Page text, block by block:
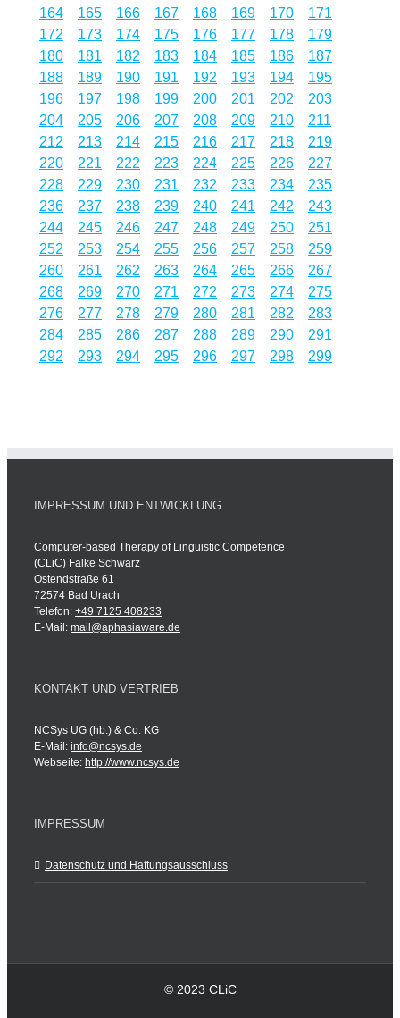
164
165 166 167 168 169 170
171
172
173 174 175 176 177 178
179
180
181 182 183 184 185 186
187
188
189 190 191 192 193 194
195
196
197 198 199 200 201 202
203
204
205 206 207 208 209 210
211
212
213 214 215 216 217 218
219
220
221 222 223 224 225 226
227
228
229 230 231 232 233 234
235
236
237 238 239 240 241 242
243
244
245 246 247 248 249 250
251
252
253 254 255 256 257 258
259
260
261 262 263 264 265 266
267
268
269 270 271 272 273 274
275
276
277 278 279 280 281 282
283
284
285 286 287 288 289 290
291
292
293 294 295 296 297 298 299
IMPRESSUM UND ENTWICKLUNG
Computer-based Therapy of Linguistic Competence
(CLiC) Falke Schwarz
Ostendstraße 61
72574 Bad Urach
Telefon: +49 7125 408233
E-Mail: mail@aphasiaware.de
KONTAKT UND VERTRIEB
NCSys UG (hb.) & Co. KG
E-Mail: info@ncsys.de
Webseite: http://www.ncsys.de
IMPRESSUM
Datenschutz und Haftungsausschluss
© 2023 CLiC